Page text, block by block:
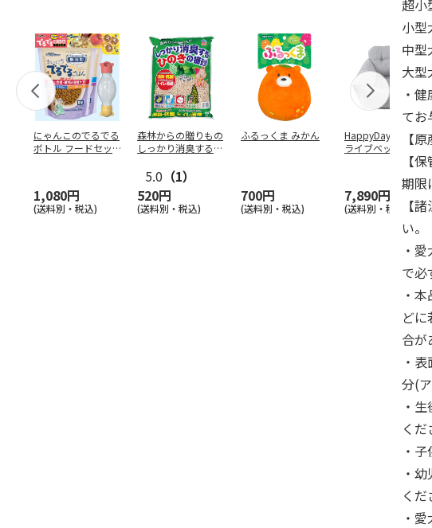
にゃんこのでるでる
ボトル フードセッ
1,080円
(送料別・税込)
森林からの贈りもの
しっかり消臭するひ
5.0 （1）
520円
(送料別・税込)
ふるっくま みかん
700円
(送料別・税込)
HappyDays 2wayド
ライブベッド グレ
7,890円
(送料別・税込)
超小
小
中
大
・
てお
【
【
期限
【
い。
・
で必
・
ど
合が
・
分(
・
くだ
・
・
くだ
・